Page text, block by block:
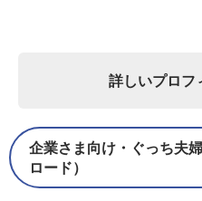
詳しいプロフ
企業さま向け・ぐっち夫
ロード）